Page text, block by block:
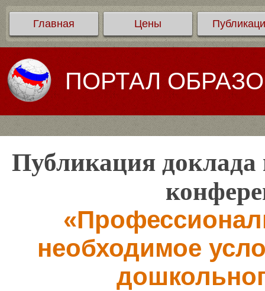
Главная Цены
ПОРТАЛ
Публикация доклада
необходимое